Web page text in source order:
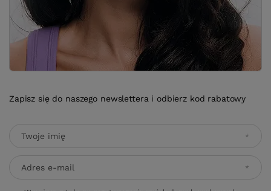
Zapisz się do naszego newslettera i odbierz kod rabatowy
Twoje imię
Adres e-mail